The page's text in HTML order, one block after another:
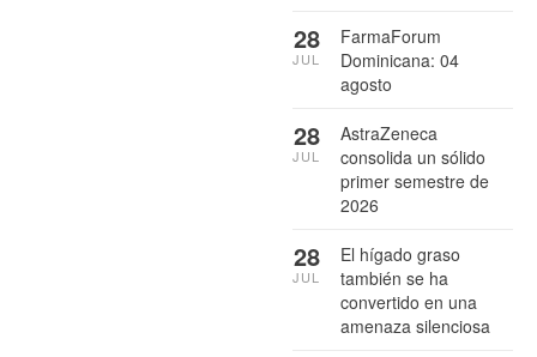
FarmaForum
Dominicana: 04
agosto
28
JUL
AstraZeneca
consolida un sólido
primer semestre de
2026
28
JUL
El hígado graso
también se ha
convertido en una
amenaza silenciosa
28
JUL